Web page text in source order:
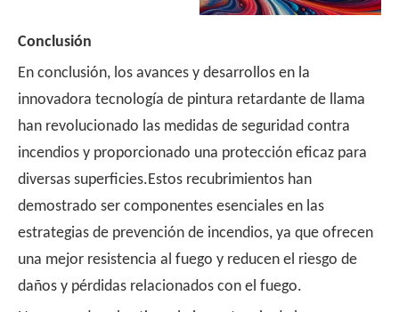
Conclusión
En conclusión, los avances y desarrollos en la
innovadora tecnología de pintura retardante de llama
han revolucionado las medidas de seguridad contra
incendios y proporcionado una protección eficaz para
diversas superficies.Estos recubrimientos han
demostrado ser componentes esenciales en las
estrategias de prevención de incendios, ya que ofrecen
una mejor resistencia al fuego y reducen el riesgo de
daños y pérdidas relacionados con el fuego.